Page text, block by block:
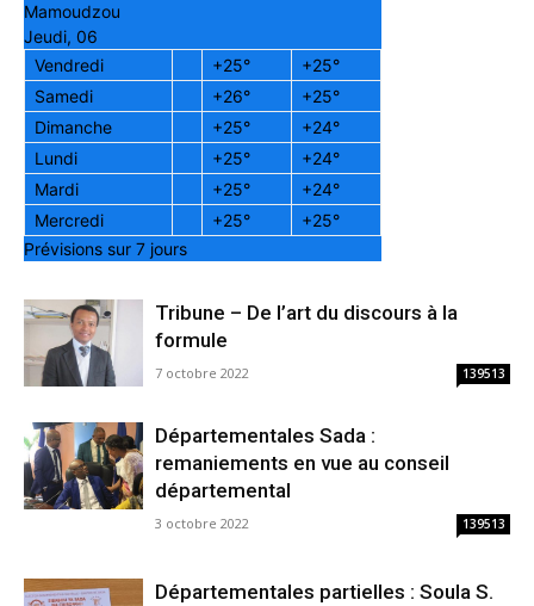
Mamoudzou
Jeudi, 06
Vendredi
+25° +25°
Samedi
+26° +25°
Dimanche
+25° +24°
Lundi
+25° +24°
Mardi
+25° +24°
Mercredi
+25° +25°
Prévisions sur 7 jours
Tribune – De l’art du discours à la
formule
7 octobre 2022 139513
Départementales Sada :
remaniements en vue au conseil
départemental
3 octobre 2022 139513
Départementales partielles : Soula S.